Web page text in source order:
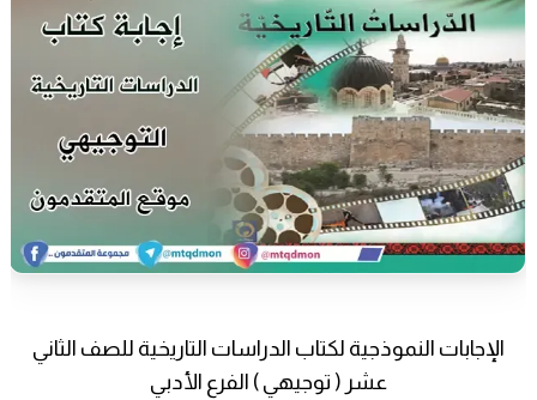
الإجابات النموذجية لكتاب الدراسات التاريخية للصف الثاني
عشر ( توجيهي ) الفرع الأدبي